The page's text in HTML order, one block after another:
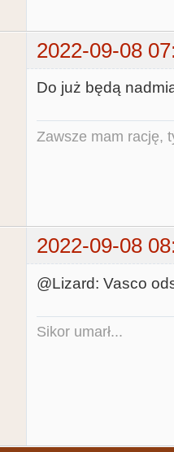
2022-09-08
Do już będą
Zawsze mam rację,
2022-09-08
@Lizard: Vasco
Sikor umarł...